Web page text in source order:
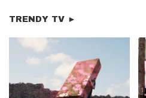
TRENDY TV ►